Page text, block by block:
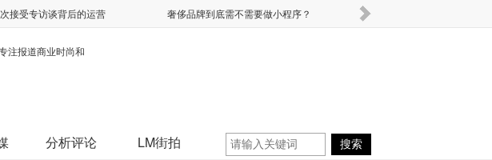
接受专访谈背后的运营
奢侈品牌到底需不需要做小程序？
分析评论 LM街拍